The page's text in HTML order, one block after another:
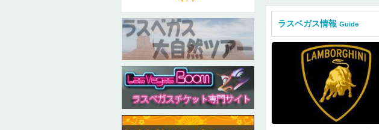
ラスベガス情報Guide